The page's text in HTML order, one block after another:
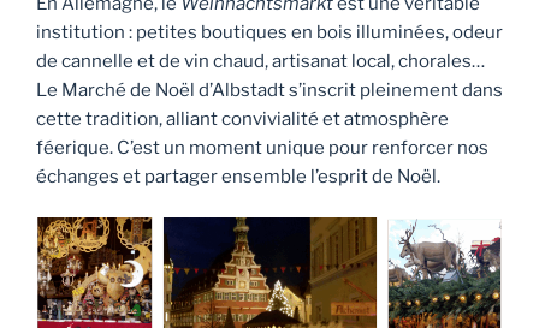
institution : petites boutiques en bois illuminées, odeur
de cannelle et de vin chaud, artisanat local, chorales…
Le Marché de Noël d’Albstadt s’inscrit pleinement dans
cette tradition, alliant convivialité et atmosphère
féerique. C’est un moment unique pour renforcer nos
échanges et partager ensemble l’esprit de Noël.